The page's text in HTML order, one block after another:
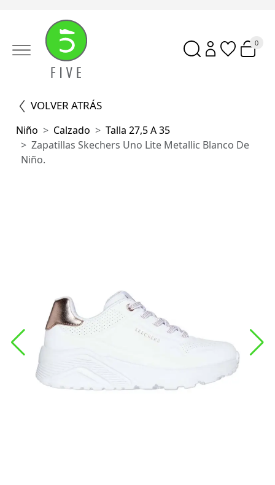
0
VOLVER ATRÁS
Niño Calzado
Talla 27,5 A 35
Zapatillas Skechers Uno Lite Metallic Blanco De
Niño.